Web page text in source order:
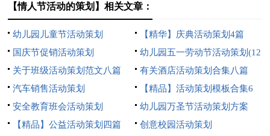
【情人节活动的策划】相关文章：
幼儿园儿童节活动策划
【精华】庆典活动策划4篇
国庆节促销活动策划
幼儿园五一劳动节活动策划(12
篇)
关于班级活动策划范文八篇
有关酒店活动策划合集八篇
汽车销售活动策划
【精品】活动策划模板合集6
篇
安全教育班会活动策划
幼儿园万圣节活动策划方案
【精品】公益活动策划四篇
创意校园活动策划